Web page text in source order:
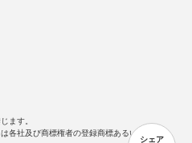
シェア
ます。
各社及び商標権者の登録商標あるいは商標で